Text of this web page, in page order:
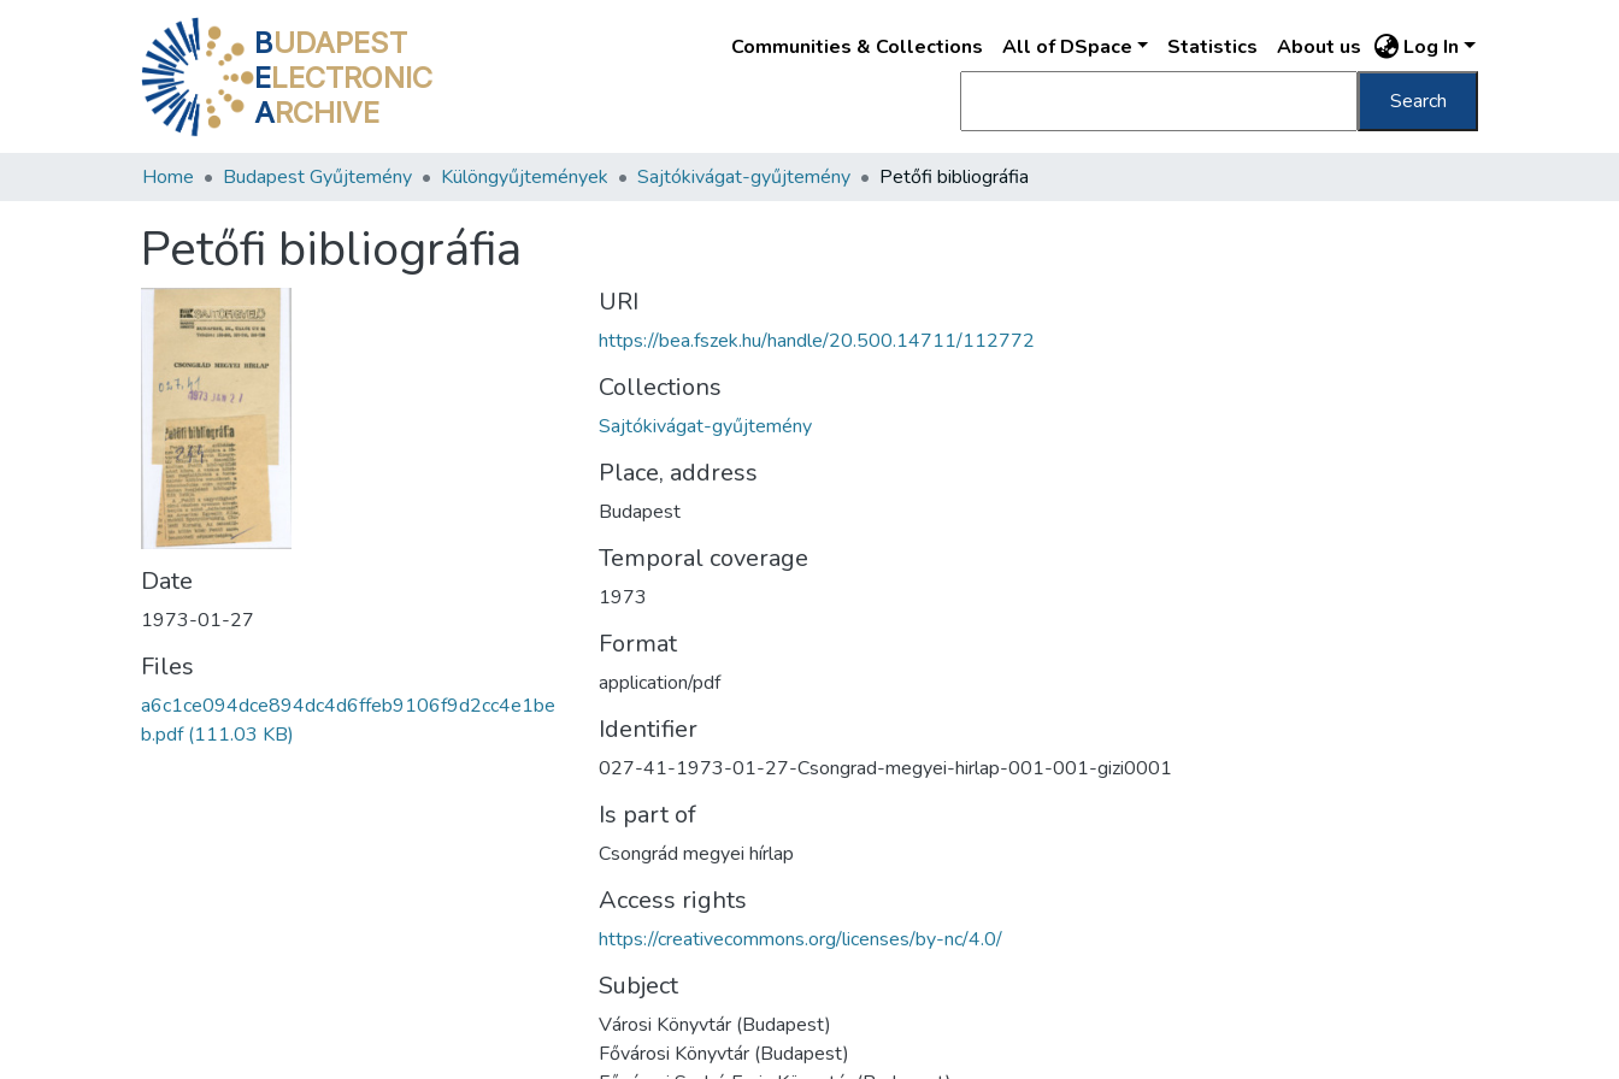
BUDAPEST
ELECTRONIC
ARCHIVE
Communities & Collections All of DSpace Statistics About us Log In
Search
Home Budapest Gyűjtemény Különgyűjtemények Sajtókivágat-gyűjtemény Petőfi bibliográfia
Petőfi bibliográfia
Date
1973-01-27
Files
a6c1ce094dce894dc4d6ffeb9106f9d2cc4e1be
b.pdf(111.03 KB)
URI
https://bea.fszek.hu/handle/20.500.14711/112772
Collections
Sajtókivágat-gyűjtemény
Place, address
Budapest
Temporal coverage
1973
Format
application/pdf
Identifier
027-41-1973-01-27-Csongrad-megyei-hirlap-001-001-gizi0001
Is part of
Csongrád megyei hírlap
Access rights
https://creativecommons.org/licenses/by-nc/4.0/
Subject
Városi Könyvtár (Budapest)
Fővárosi Könyvtár (Budapest)